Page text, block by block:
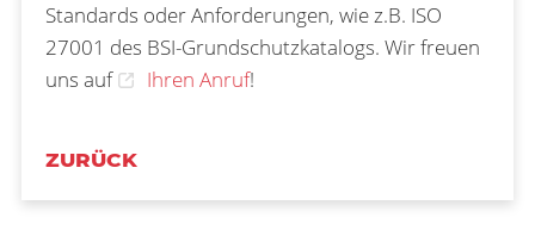
Standards oder Anforderungen, wie z.B. ISO
27001 des BSI-Grundschutzkatalogs. Wir freuen
uns auf
Ihren Anruf!
ZURÜCK